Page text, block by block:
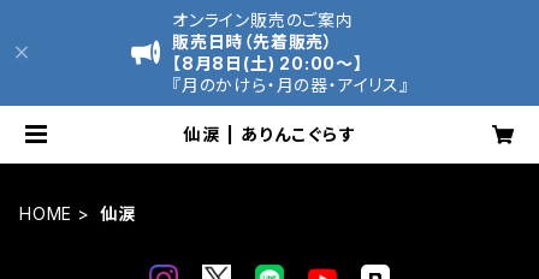
オンライン販売のご案内
販売日時（先着販売）
【8月8日(土) 20:00～】
『月のかけら・月の器・アイリス』
仙涙 | ありんこぐらす
HOME 仙涙